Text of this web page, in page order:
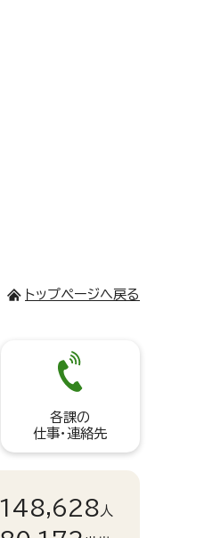
トップページへ戻る
各課の
仕事・連絡先
148,628 人